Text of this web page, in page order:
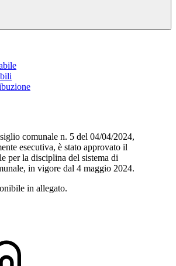
comunale n. 5 del 04/04/2024,
esecutiva, è stato approvato il
per la disciplina del sistema di
in vigore dal 4 maggio 2024.
in allegato.